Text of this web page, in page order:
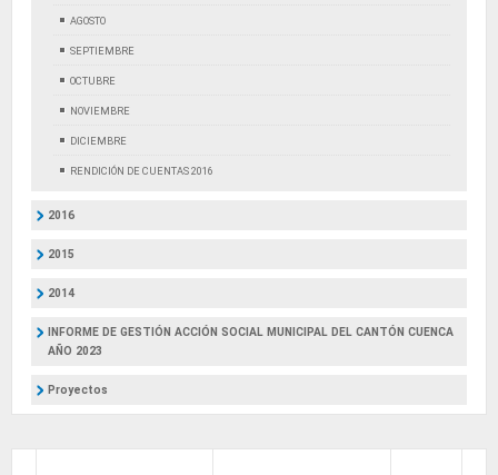
AGOSTO
SEPTIEMBRE
OCTUBRE
NOVIEMBRE
DICIEMBRE
RENDICIÓN DE CUENTAS 2016
2016
2015
2014
INFORME DE GESTIÓN ACCIÓN SOCIAL MUNICIPAL DEL CANTÓN CUENCA
AÑO 2023
Proyectos